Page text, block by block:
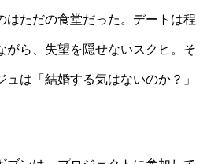
はただの食堂だった。デートは程
がら、失望を隠せないスクヒ。そ
ュは「結婚する気はないのか？」